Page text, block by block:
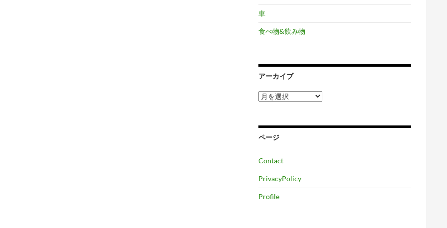
車
食べ物&飲み物
アーカイブ
ア
ー
ブ
ページ
Contact
PrivacyPolicy
Profile